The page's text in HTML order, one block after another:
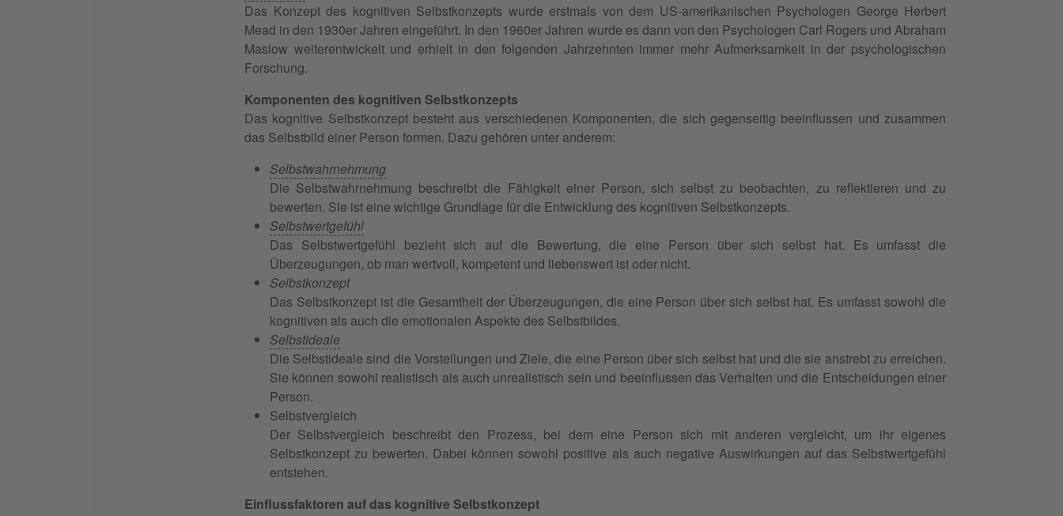
Das Konzept des kognitiven Selbstkonzepts wurde erstmals von dem US-amerikanischen Psychologen George Herbert
Mead in den 1930er Jahren eingeführt. In den 1960er Jahren wurde es dann von den Psychologen Carl Rogers und Abraham
Maslow weiterentwickelt und erhielt in den folgenden Jahrzehnten immer mehr Aufmerksamkeit in der psychologischen
Forschung.
Komponenten des kognitiven Selbstkonzepts
Das kognitive Selbstkonzept besteht aus verschiedenen Komponenten, die sich gegenseitig beeinflussen und zusammen
das Selbstbild einer Person formen. Dazu gehören unter anderem:
Selbstwahrnehmung
Die Selbstwahrnehmung beschreibt die Fähigkeit einer Person, sich selbst zu beobachten, zu reflektieren und zu
bewerten. Sie ist eine wichtige Grundlage für die Entwicklung des kognitiven Selbstkonzepts.
Selbstwertgefühl
Das Selbstwertgefühl bezieht sich auf die Bewertung, die eine Person über sich selbst hat. Es umfasst die
Überzeugungen, ob man wertvoll, kompetent und liebenswert ist oder nicht.
Selbstkonzept
Das Selbstkonzept ist die Gesamtheit der Überzeugungen, die eine Person über sich selbst hat. Es umfasst sowohl die
kognitiven als auch die emotionalen Aspekte des Selbstbildes.
Selbstideale
Die Selbstideale sind die Vorstellungen und Ziele, die eine Person über sich selbst hat und die sie anstrebt zu erreichen.
Sie können sowohl realistisch als auch unrealistisch sein und beeinflussen das Verhalten und die Entscheidungen einer
Person.
Selbstvergleich
Der Selbstvergleich beschreibt den Prozess, bei dem eine Person sich mit anderen vergleicht, um ihr eigenes
Selbstkonzept zu bewerten. Dabei können sowohl positive als auch negative Auswirkungen auf das Selbstwertgefühl
entstehen.
Einflussfaktoren auf das kognitive Selbstkonzept